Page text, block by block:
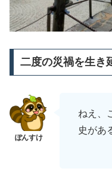
二度の災禍を生き
ねえ、
史があ